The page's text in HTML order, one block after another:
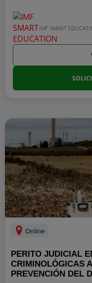
IMF SMART
Online
PERITO JUDICIAL
CRIMINOLÓGICAS
PREVENCIÓN DEL